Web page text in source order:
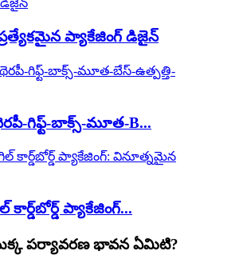
ప్యాకేజింగ్ డిజైన్
గిఫ్ట్-బాక్స్-మూత-B...
కార్డ్‌బోర్డ్ ప్యాకేజింగ్...
పర్యావరణ భావన ఏమిటి?